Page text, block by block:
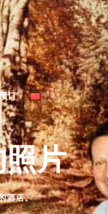
订
片
酒店。